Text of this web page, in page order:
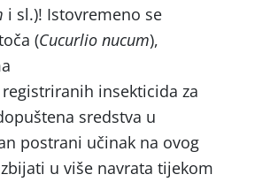
i sl.)! Istovremeno se
(Cucurlio nucum),
insekticida za
sredstva u
postrani učinak na ovog
u više navrata tijekom